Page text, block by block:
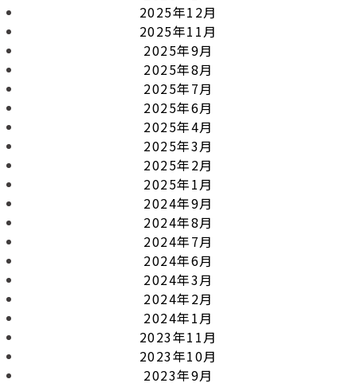
2025年12月
2025年11月
2025年9月
2025年8月
2025年7月
2025年6月
2025年4月
2025年3月
2025年2月
2025年1月
2024年9月
2024年8月
2024年7月
2024年6月
2024年3月
2024年2月
2024年1月
2023年11月
2023年10月
2023年9月